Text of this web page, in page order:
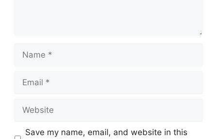
Name
Email
Website
Save my name, email, and website in this